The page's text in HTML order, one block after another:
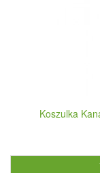
Koszulka